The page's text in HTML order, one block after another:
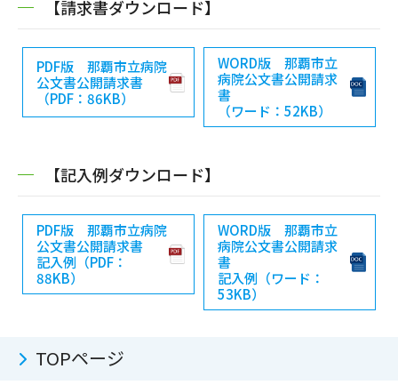
【請求書ダウンロード】
PDF版 那覇市立病院
公文書公開請求書
（PDF：86KB）
WORD版 那覇市立
病院公文書公開請求
書
（ワード：52KB）
【記入例ダウンロード】
PDF版 那覇市立病院
公文書公開請求書
記入例（PDF：
88KB）
WORD版 那覇市立
病院公文書公開請求
書
記入例（ワード：
53KB）
TOPページ